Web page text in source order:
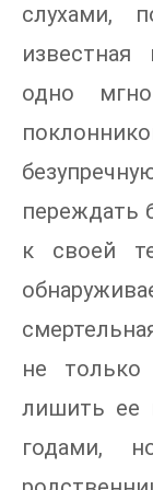
слухами,
одно
переждать
к своей
не только
лишить ее
годами,